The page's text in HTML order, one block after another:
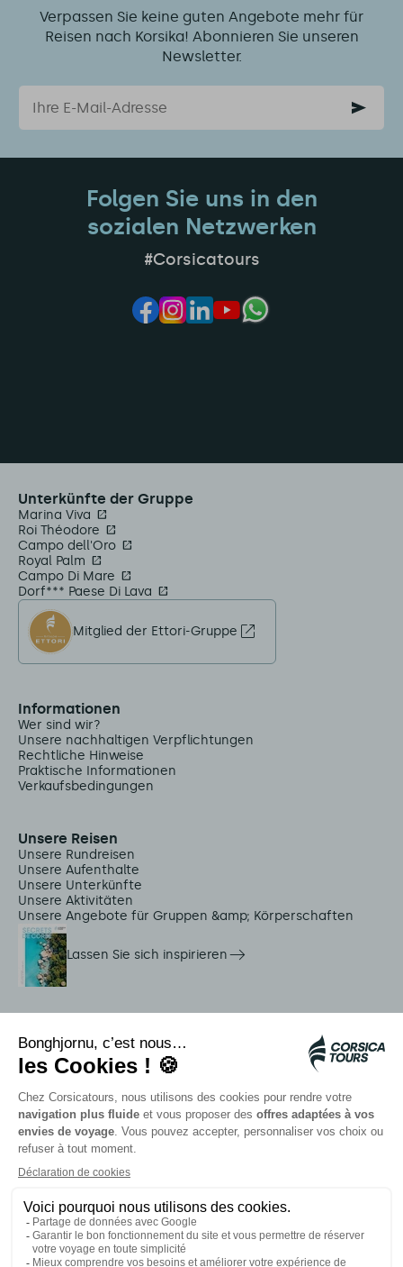
Verpassen Sie keine guten Angebote mehr für
Reisen nach Korsika! Abonnieren Sie unseren
Newsletter.
Email
Folgen Sie uns in den
sozialen Netzwerken
#Corsicatours
Unterkünfte der Gruppe
Marina Viva
Roi Théodore
Campo dell'Oro
Royal Palm
Campo Di Mare
Dorf*** Paese Di Lava
Mitglied der Ettori-Gruppe
Informationen
Wer sind wir?
Unsere nachhaltigen Verpflichtungen
Rechtliche Hinweise
Praktische Informationen
Verkaufsbedingungen
Unsere Reisen
Unsere Rundreisen
Unsere Aufenthalte
Unsere Unterkünfte
Unsere Aktivitäten
Unsere Angebote für Gruppen &amp; Körperschaften
Lassen Sie sich inspirieren
Citadina Shuttles
Quallenalarm
Autocars rapides bleus
Kontaktieren Sie unsere Berater
Unsere Partner